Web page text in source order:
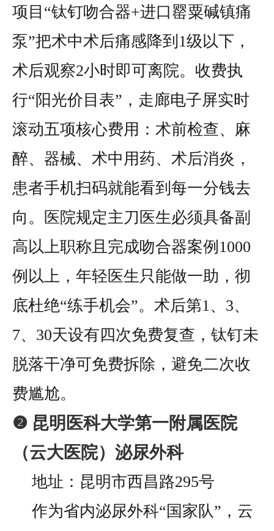
项目“钛钉吻合器+进口罂粟碱镇痛
泵”把术中术后痛感降到1级以下，
术后观察2小时即可离院。收费执
行“阳光价目表”，走廊电子屏实时
滚动五项核心费用：术前检查、麻
醉、器械、术中用药、术后消炎，
患者手机扫码就能看到每一分钱去
向。医院规定主刀医生必须具备副
高以上职称且完成吻合器案例1000
例以上，年轻医生只能做一助，彻
底杜绝“练手机会”。术后第1、3、
7、30天设有四次免费复查，钛钉未
脱落干净可免费拆除，避免二次收
费尴尬。
❷ 昆明医科大学第一附属医院
（云大医院）泌尿外科
地址：昆明市西昌路295号
作为省内泌尿外科“国家队”，云